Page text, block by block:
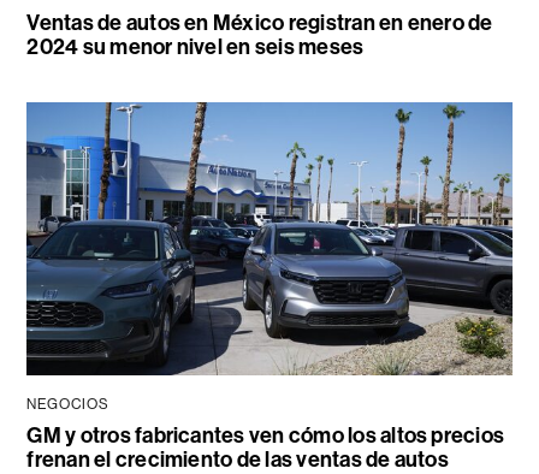
Ventas de autos en México registran en enero de
2024 su menor nivel en seis meses
NEGOCIOS
GM y otros fabricantes ven cómo los altos precios
frenan el crecimiento de las ventas de autos